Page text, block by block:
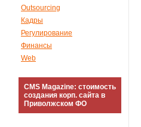
Outsourcing
Кадры
Регулирование
Финансы
Web
CMS Magazine: стоимость
создания корп. сайта в
Приволжском ФО